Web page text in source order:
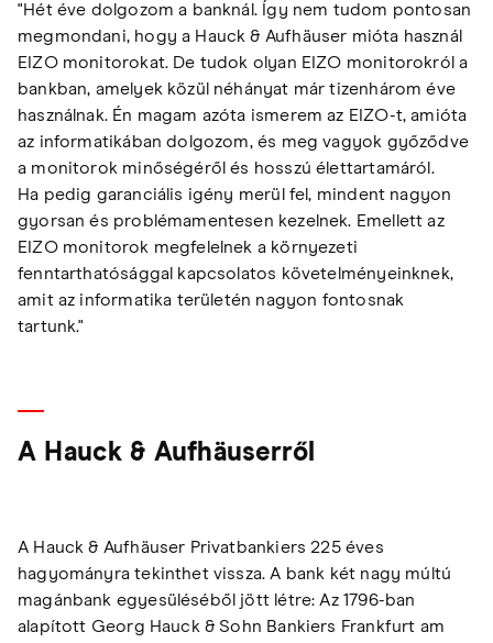
"Hét éve dolgozom a banknál. Így nem tudom pontosan
megmondani, hogy a Hauck & Aufhäuser mióta használ
EIZO monitorokat. De tudok olyan EIZO monitorokról a
bankban, amelyek közül néhányat már tizenhárom éve
használnak. Én magam azóta ismerem az EIZO-t, amióta
az informatikában dolgozom, és meg vagyok győződve
a monitorok minőségéről és hosszú élettartamáról.
Ha pedig garanciális igény merül fel, mindent nagyon
gyorsan és problémamentesen kezelnek. Emellett az
EIZO monitorok megfelelnek a környezeti
fenntarthatósággal kapcsolatos követelményeinknek,
amit az informatika területén nagyon fontosnak
tartunk."
A Hauck & Aufhäuserről
A Hauck & Aufhäuser Privatbankiers 225 éves
hagyományra tekinthet vissza. A bank két nagy múltú
magánbank egyesüléséből jött létre: Az 1796-ban
alapított Georg Hauck & Sohn Bankiers Frankfurt am